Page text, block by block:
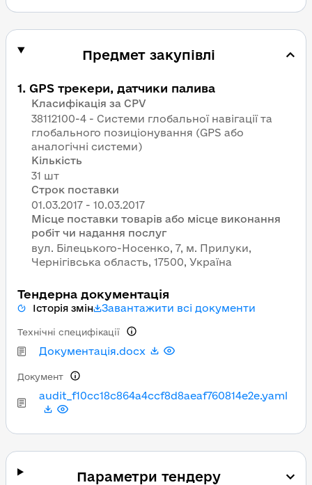
Предмет закупівлі
1. GPS трекери, датчики палива
Класифікація за CPV
38112100-4 - Системи глобальної навігації та
глобального позиціонування (GPS або
аналогічні системи)
Кількість
31 шт
Строк поставки
Місце поставки товарів або місце виконання
робіт чи надання послуг
вул. Білецького-Носенко, 7, м. Прилуки,
Чернігівська область, 17500, Україна
Тендерна документація
Історія змін Завантажити всі документи
Документація.docx
Технічні специфікації
audit_f10cc18c864a4ccf8d8aeaf760814e2e.yaml
Документ
Параметри тендеру